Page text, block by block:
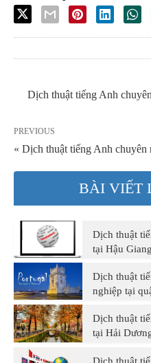
Dịch thuật tiếng Anh
PREVIOUS
« Dịch thuật tiếng Anh
BÀI VIẾT
Dịch thuật
tại Hậu Giang
Dịch thuật
nghiệp tại
Dịch thuật
tại Hải
Dịch thuật